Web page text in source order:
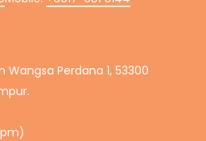
Wangsa Perdana 1, 53300